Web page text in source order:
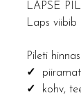
LAPSE
Laps viibib
Pileti
✓
✓ kohv,